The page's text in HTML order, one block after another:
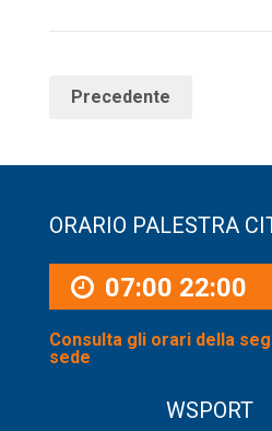
Precedente
ORARIO PALESTRA
07:00 22:00
Consulta gli orari della
sede
WSPORT